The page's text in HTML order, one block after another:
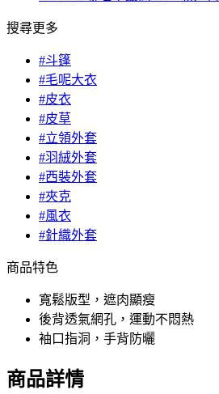
搜尋更多
#斗篷
#毛呢大衣
#皮衣
#皮草
#立領外套
#羽絨外套
#西裝外套
#夾克
#風衣
#針織外套
商品特色
寬鬆版型，遮肉顯瘦
後背透氣網孔，運動不悶熱
袖口指洞，手背防曬
商品詳情